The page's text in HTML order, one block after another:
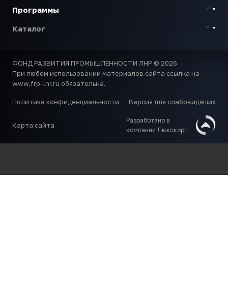
Программы
Каталог
ФОНД РАЗВИТИЯ ПРОМЫШЛЕННОСТИ ЛНР © 2026
При любом использовании материалов сайта ссылка на
www.frp-lnr.ru обязательна.
Политика конфиденциальности Версия для слабовидящих
Карта сайта
Разработано в
компании Люкскорп